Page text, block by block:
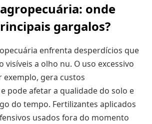
onde
gargalos?
enfrenta desperdícios que
visíveis a olho nu. O uso excessivo
exemplo, gera custos
pode afetar a qualidade do solo e
do tempo. Fertilizantes aplicados
usados fora do momento